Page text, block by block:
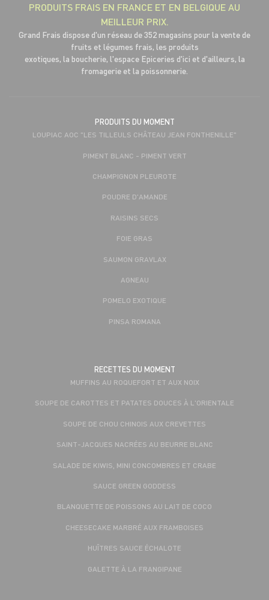
PRODUITS FRAIS EN FRANCE ET EN BELGIQUE AU
MEILLEUR PRIX.
Grand Frais dispose d'un réseau de 352 magasins pour la vente de
fruits et légumes frais, les produits
exotiques, la boucherie, l'espace Epiceries d'ici et d'ailleurs, la
fromagerie et la poissonnerie.
PRODUITS DU MOMENT
LOUPIAC AOC "LES TILLEULS CHÂTEAU JEAN FONTHENILLE"
PIMENT BLANC - PIMENT VERT
CHAMPIGNON PLEUROTE
POUDRE D'AMANDE
RAISINS SECS
FOIE GRAS
SAUMON GRAVLAX
AGNEAU
POMELO EXOTIQUE
PINSA ROMANA
RECETTES DU MOMENT
MUFFINS AU ROQUEFORT ET AUX NOIX
SOUPE DE CAROTTES ET PATATES DOUCES À L'ORIENTALE
SOUPE DE CHOU CHINOIS AUX CREVETTES
SAINT-JACQUES NACRÉES AU BEURRE BLANC
SALADE DE KIWIS, MINI CONCOMBRES ET CRABE
SAUCE GREEN GODDESS
BLANQUETTE DE POISSONS AU LAIT DE COCO
CHEESECAKE MARBRÉ AUX FRAMBOISES
HUÎTRES SAUCE ÉCHALOTE
GALETTE À LA FRANGIPANE